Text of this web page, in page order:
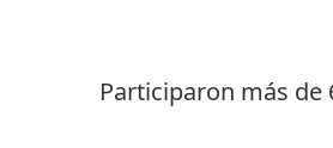
Participaron más